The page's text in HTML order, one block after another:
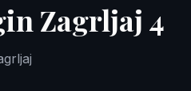
Zagrljaj 4